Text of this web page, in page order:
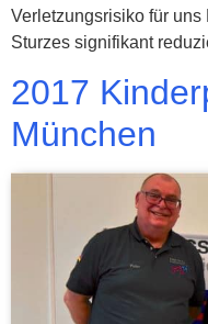
Verletzungsrisiko für
Sturzes signifikant
2017
München